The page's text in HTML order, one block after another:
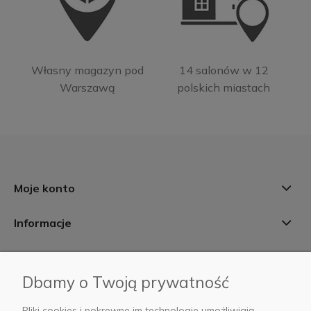
Własny magazyn pod
Warszawą
14 salonów w 12
polskich miastach
Moje konto
Informacje
AB Foto
Dbamy o Twoją prywatność